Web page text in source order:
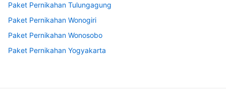
Paket Pernikahan Tulungagung
Paket Pernikahan Wonogiri
Paket Pernikahan Wonosobo
Paket Pernikahan Yogyakarta